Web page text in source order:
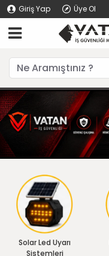
Giriş Yap Üye Ol
Solar Led Uyarı
Sistemleri